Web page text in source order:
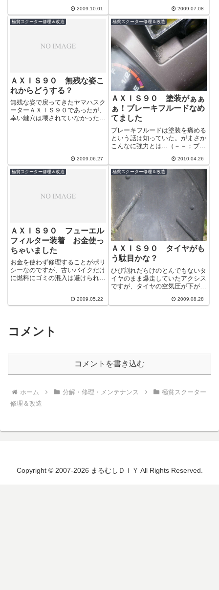
2009.10.01
ないことに！？プラグキャップが
見えますキ...
2009.07.08
極貧スクーター修理＆改造
ＡＸＩＳ９０ 無残な姿こ
れからどうする？
無残な姿で戻ってきたヤマハスク
ーターＡＸＩＳ９０であったが、
幸い鍵穴は壊されていなかった。
2009.06.27
極貧スクーター修理＆改造
ＡＸＩＳ９０ 塗装がぁぁ
ぁ！ブレーキフルードなめ
てました
ブレーキフルードは塗装を痛める
という話は知っていた。がまさか
こんなに強力とは...（－－；ブレ
に、ちょっとこぼしてしまったの
ですが、...
2010.04.26
極貧スクーター修理＆改造
ＡＸＩＳ９０ フューエル
フィルター装着 お金使っ
ちゃいました
お金を使わず修理することがポリ
シーなのですが、古いバイクだけ
に燃料にゴミの混入は避けられな
2009.05.22
極貧スクーター修理＆改造
ＡＸＩＳ９０ タイヤがも
う駄目かな？
ひび割れだらけのとんでもないタ
イヤのまま爆走していたアクシス
ですが、タイヤの空気圧が下がっ
ふと見るとリアタイヤの縦の溝が
2009.08.28
コメント
コメントを書き込む
ホーム 分解・修理・メンテナンス
極貧スクーター
修理＆改造
Copyright © 2007-2026 まるむしＤＩＹ All Rights Reserved.